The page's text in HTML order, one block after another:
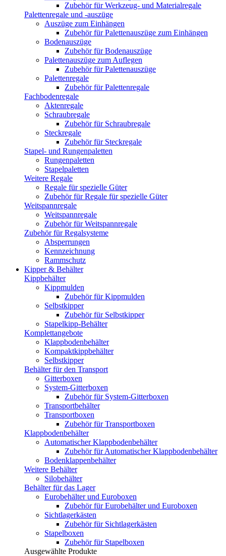
Zubehör für Werkzeug- und Materialregale
Palettenregale und -auszüge
Auszüge zum Einhängen
Zubehör für Palettenauszüge zum Einhängen
Bodenauszüge
Zubehör für Bodenauszüge
Palettenauszüge zum Auflegen
Zubehör für Palettenauszüge
Palettenregale
Zubehör für Palettenregale
Fachbodenregale
Aktenregale
Schraubregale
Zubehör für Schraubregale
Steckregale
Zubehör für Steckregale
Stapel- und Rungenpaletten
Rungenpaletten
Stapelpaletten
Weitere Regale
Regale für spezielle Güter
Zubehör für Regale für spezielle Güter
Weitspannregale
Weitspannregale
Zubehör für Weitspannregale
Zubehör für Regalsysteme
Absperrungen
Kennzeichnung
Rammschutz
Kipper & Behälter
Kippbehälter
Kippmulden
Zubehör für Kippmulden
Selbstkipper
Zubehör für Selbstkipper
Stapelkipp-Behälter
Komplettangebote
Klappbodenbehälter
Kompaktkippbehälter
Selbstkipper
Behälter für den Transport
Gitterboxen
System-Gitterboxen
Zubehör für System-Gitterboxen
Transportbehälter
Transportboxen
Zubehör für Transportboxen
Klappbodenbehälter
Automatischer Klappbodenbehälter
Zubehör für Automatischer Klappbodenbehälter
Bodenklappenbehälter
Weitere Behälter
Silobehälter
Behälter für das Lager
Eurobehälter und Euroboxen
Zubehör für Eurobehälter und Euroboxen
Sichtlagerkästen
Zubehör für Sichtlagerkästen
Stapelboxen
Zubehör für Stapelboxen
Ausgewählte Produkte